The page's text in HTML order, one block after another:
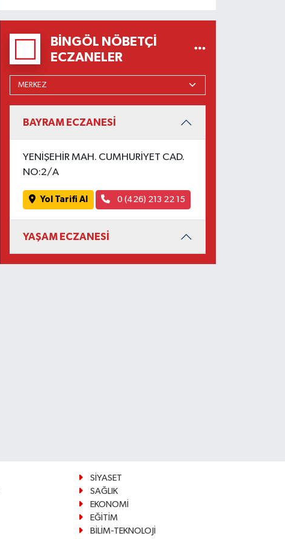
BINGÖL NÖBETÇI
ECZANELER
BAYRAM ECZANESİ
YENİŞEHİR MAH. CUMHURİYET CAD.
NO:2/A
Yol Tarifi Al 0 (426) 213 22 15
YAŞAM ECZANESİ
SİYASET
SAĞLIK
EKONOMİ
EĞİTİM
BİLİM-TEKNOLOJİ